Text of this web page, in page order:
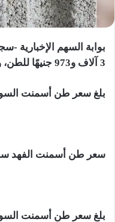
بوابة السهم
3 آلاف و973 جنيهًا للطن، وهي أسعار البيع للمستهلك.
بلغ سعر طن أسمنت السويدي نحو 4
سعر طن أسمنت الفهد سجل نحو 4 آلاف
بلغ سعر طن أسمنت السويس نحو 4 آلاف